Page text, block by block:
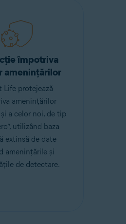
împotriva
amenințărilor
Life protejează
amenințărilor
a celor noi, de tip
utilizând baza
extinsă de date
amenințările și
de detectare.